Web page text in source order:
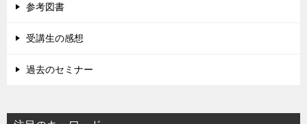
参考図書
受講生の感想
過去のセミナー